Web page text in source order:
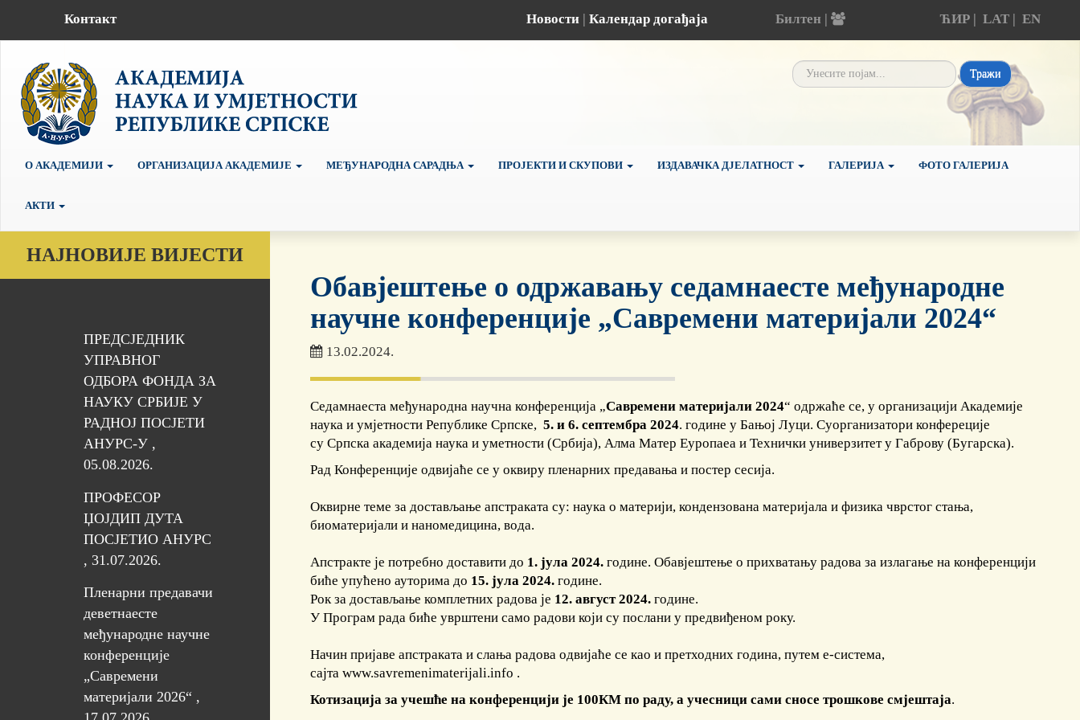
Контакт Новости | Календар догађаја Билтен | ЋИР| LAT| EN
Тражи
О АКАДЕМИЈИ ОРГАНИЗАЦИЈА АКАДЕМИЈЕ МЕЂУНАРОДНА САРАДЊА ПРОЈЕКТИ И СКУПОВИ ИЗДАВАЧКА ДЈЕЛАТНОСТ ГАЛЕРИЈА ФОТО ГАЛЕРИЈА
АКТИ
НАЈНОВИЈЕ ВИЈЕСТИ
ПРЕДСЈЕДНИК
УПРАВНОГ
ОДБОРА ФОНДА ЗА
НАУКУ СРБИЈЕ У
РАДНОЈ ПОСЈЕТИ
АНУРС-У ,
05.08.2026.
ПРОФЕСОР
ЏОЈДИП ДУТА
ПОСЈЕТИО АНУРС
, 31.07.2026.
Пленарни предавачи
деветнаесте
међународне научне
конференције
„Савремени
материјали 2026“ ,
Обавјештење о одржавању седамнаесте међународне
научне конференције „Савремени материјали 2024“
13.02.2024.
Седамнаеста међународна научна конференција „Савремени материјали 2024“ одржаће се, у организацији Академије
наука и умјетности Републике Српске, 5. и 6. септембра 2024. године у Бањој Луци. Суорганизатори конфереције
су Српска академија наука и уметности (Србија), Алма Матер Еуропаеа и Технички универзитет у Габрову (Бугарска).
Рад Конференције одвијаће се у оквиру пленарних предавања и постер сесија.
Оквирне теме за достављање апстраката су: наука о материји, кондензована материјала и физика чврстог стања,
биоматеријали и наномедицина, вода.
Апстракте је потребно доставити до 1. јула 2024. године. Обавјештење о прихватању радова за излагање на конференцији
биће упућено ауторима до 15. јула 2024. године.
Рок за достављање комплетних радова је 12. август 2024. године.
У Програм рада биће уврштени само радови који су послани у предвиђеном року.
Начин пријаве апстраката и слања радова одвијаће се као и претходних година, путем е-система,
сајта www.savremenimaterijali.info .
Котизација за учешће на конференцији је 100КМ по раду, а учесници сами сносе трошкове смјештаја.